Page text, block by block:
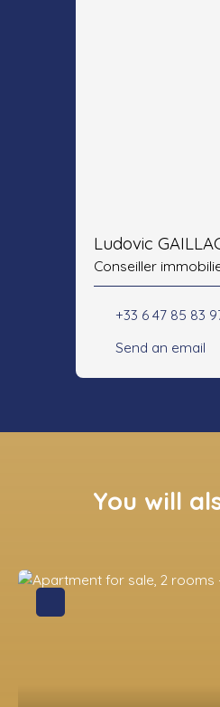
Ludovic
Conseiller
+33 6 47 85 83
Send an email
You will